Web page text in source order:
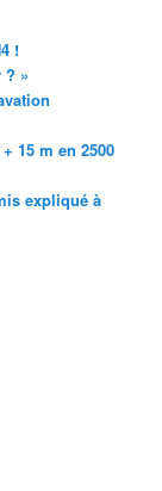
!
? »
15 m en 2500
expliqué à